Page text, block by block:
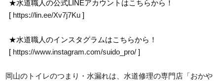
★水道職人の公式LINEアカウントはこちらから！
[ https://lin.ee/Xv7j7Ku ]
★水道職人のインスタグラムはこちらから！
[ https://www.instagram.com/suido_pro/ ]
岡山のトイレのつまり・水漏れは、水道修理の専門店「おかや